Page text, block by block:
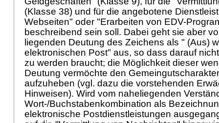
(Klasse 38) und für die angebotene
Webseiten" oder "Erarbeiten von EDV-
beschreibend sein soll. Dabei geht sie aber
liegenden Deutung des Zeichens als " (Aus)
elektronischen Post" aus, so dass darauf
zu werden braucht; die Möglichkeit dieser
Deutung vermöchte den
aufzuheben (vgl. dazu die vorstehenden
Hinweisen). Wird vom naheliegenden
Wort-/Buchstabenkombination als
elektronische Postdienstleistungen